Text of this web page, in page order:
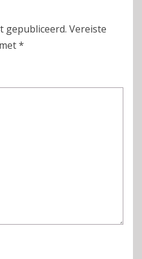
gepubliceerd. Vereiste
*